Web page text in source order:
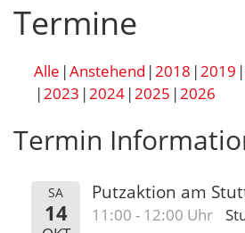
Termine
Alle Anstehend 2018 2019
2023 2024 2025 2026
Termin
SA
14
Putzaktion am
11:00 - 12:00 Uhr